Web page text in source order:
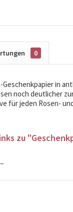
0
in
noch deutlicher
für jeden Rosen-
zu